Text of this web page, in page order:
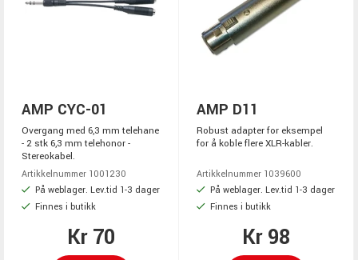
AMP CYC-01
Overgang med 6,3 mm telehane
- 2 stk 6,3 mm telehonor -
Stereokabel.
Artikkelnummer 1001230
På weblager. Lev.tid 1-3 dager
Finnes i butikk
Kr 70
AMP D11
Robust adapter for eksempel
for å koble flere XLR-kabler.
Artikkelnummer 1039600
På weblager. Lev.tid 1-3 dager
Finnes i butikk
Kr 98